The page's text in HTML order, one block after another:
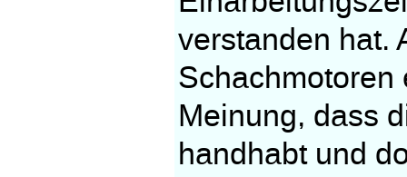
verstanden hat.
Schachmotoren
Meinung, dass
handhabt und